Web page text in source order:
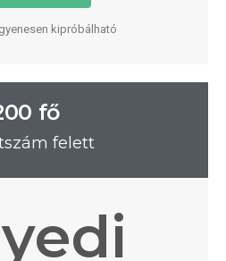
kipróbálható
fő
felett